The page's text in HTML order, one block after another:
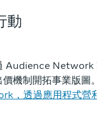
動
Audience Network
機制開拓事業版圖
，透過應用程式營